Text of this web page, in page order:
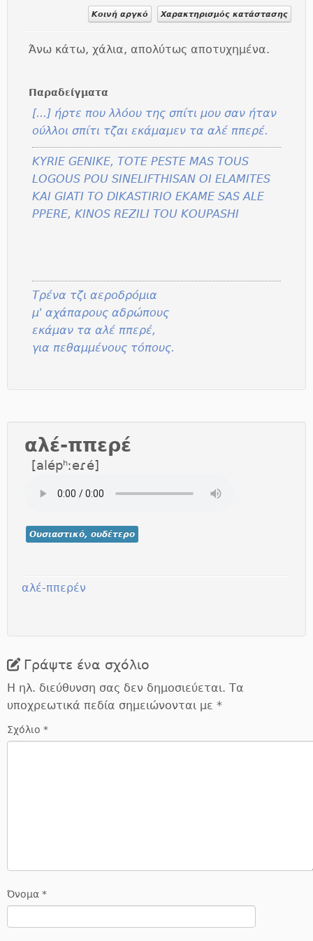
Κοινή αργκό Χαρακτηρισμός κατάστασης
Άνω κάτω, χάλια, απολύτως αποτυχημένα.
Παραδείγματα
[...] ήρτε που λλόου της σπίτι μου σαν ήταν
ούλλοι σπίτι τζαι εκάμαμεν τα αλέ ππερέ.
KYRIE GENIKE, TOTE PESTE MAS TOUS
LOGOUS POU SINELIFTHISAN OI ELAMITES
KAI GIATI TO DIKASTIRIO EKAME SAS ALE
PPERE, KINOS REZILI TOU KOUPASHI
Τρένα τζι αεροδρόμια
μ' αχάπαρους αδρώπους
εκάμαν τα αλέ ππερέ,
για πεθαμμένους τόπους.
αλέ-ππερέ
[alépʰːeɾé]
Ουσιαστικό, ουδέτερο
αλέ-ππερέν
Γράψτε ένα σχόλιο
Η ηλ. διεύθυνση σας δεν δημοσιεύεται. Τα
υποχρεωτικά πεδία σημειώνονται με *
Σχόλιο *
Όνομα *